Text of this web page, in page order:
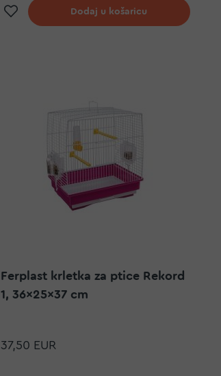
Dodaj na listu želja
Dodaj u košaricu
Ferplast krletka za ptice Rekord
1, 36x25x37 cm
37,50 EUR